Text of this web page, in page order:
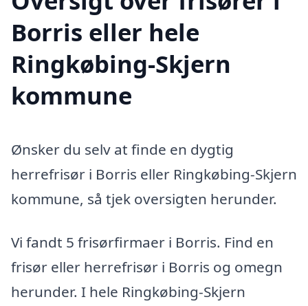
Borris eller hele
Ringkøbing-Skjern
kommune
Ønsker du selv at finde en dygtig
herrefrisør i Borris eller Ringkøbing-Skjern
kommune, så tjek oversigten herunder.
Vi fandt 5 frisørfirmaer i Borris. Find en
frisør eller herrefrisør i Borris og omegn
herunder. I hele Ringkøbing-Skjern